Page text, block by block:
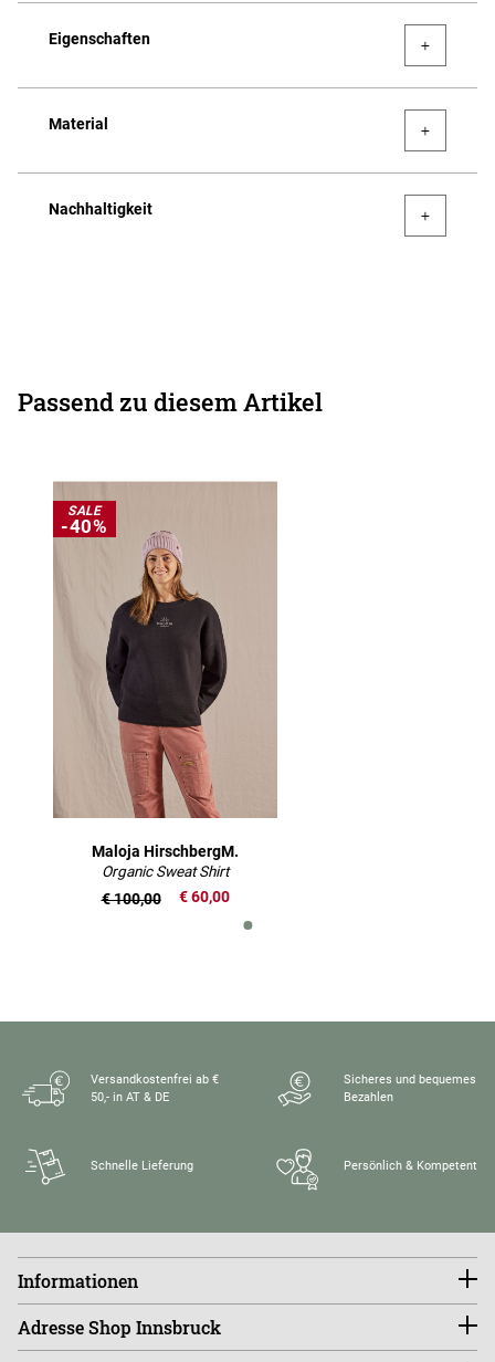
Eigenschaften
Material
Nachhaltigkeit
Passend zu diesem Artikel
SALE
-40%
Maloja HirschbergM.
Organic Sweat Shirt
€ 60,00
€ 100,00
Versandkostenfrei ab €
50,- in AT & DE
Sicheres und bequemes
Bezahlen
Schnelle Lieferung Persönlich & Kompetent
Adresse Shop Innsbruck
Informationen
Größentabellen
FAQ